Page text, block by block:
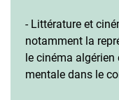
- Littérature et
notamment la
le cinéma
mentale dans le